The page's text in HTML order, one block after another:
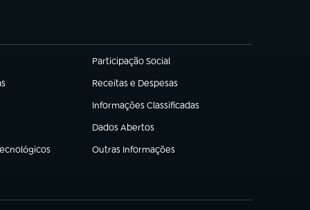
Participação Social
(abre em nova aba)
Receitas e Despesas
(abre em nova aba)
Informações Classificadas
(abre em nova aba)
Dados Abertos
(abre em nova aba)
Outras Informações
(abre em nova aba)